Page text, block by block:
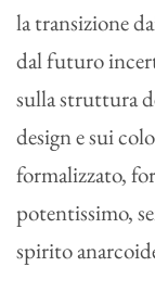
la transizione
dal futuro
sulla struttura
design e sui
formalizzato,
potentissimo,
spirito